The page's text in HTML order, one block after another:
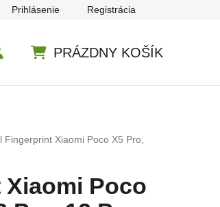
Prihlásenie Registrácia
PRÁZDNY KOŠÍK
Fingerprint Xiaomi Poco X5 Pro,
Poco